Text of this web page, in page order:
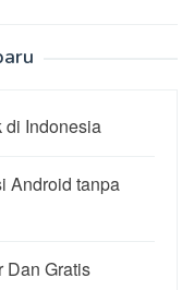
di Indonesia
Android tanpa
Dan Gratis